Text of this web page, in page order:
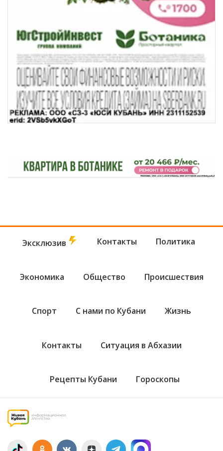
Эксклюзив Контакты Политика
Экономика Общество Происшествия
Спорт С нами по Кубани Жизнь
Контакты Ситуация в Абхазии
Рецепты Кубани Гороскопы